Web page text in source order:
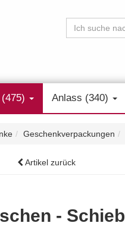
Anlass (340)
Geschenkverpackungen
Artikel zurück
-